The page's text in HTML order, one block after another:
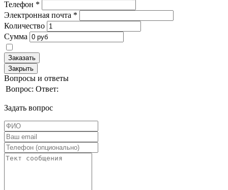
Телефон *
Электронная почта *
Количество
Сумма
Заказать
Закрыть
Вопросы и ответы
Вопрос: Ответ:
Задать вопрос